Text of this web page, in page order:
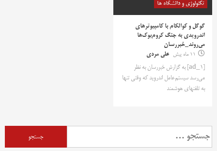
تکنولوژی و دانشگاه ها
گوگل و کوالکام با کامپیوترهای
اندرویدی به جنگ کروم‌بوک‌ها
می‌روند_خبررسان
11 ماه پیش
علی مردی
[ad_1] به گزارش خبررسان به نظر
می‌رسد سیستم‌عامل اندروید که وقتی تنها
به تلفنهای هوشمند
جستجو
برای: